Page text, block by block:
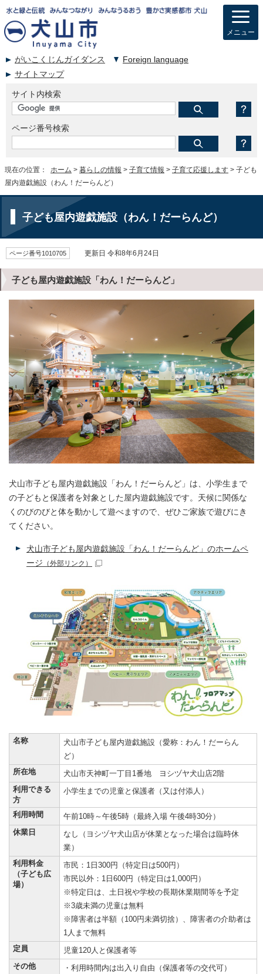
がいこくじんガイダンス
Foreign language
サイトマップ
サイト内検索
ページ番号検索
メニュー
現在の位置： ホーム > 暮らしの情報 > 子育て情報 > 子育て応援します > 子ども
屋内遊戯施設（わん！だーらんど）
子ども屋内遊戯施設（わん！だーらんど）
ページ番号1010705 更新日 令和8年6月24日
子ども屋内遊戯施設「わん！だーらんど」
犬山市子ども屋内遊戯施設「わん！だーらんど」は、小学生まで
の子どもと保護者を対象とした屋内遊戯施設です。天候に関係な
くのびのびと体を動かして遊べますので、ぜひご家族で遊びにき
てください。
犬山市子ども屋内遊戯施設「わん！だーらんど」のホームペ
ージ （外部リンク）
名称
犬山市子ども屋内遊戯施設（愛称：わん！だーらん
ど）
所在地
犬山市天神町一丁目1番地 ヨシヅヤ犬山店2階
利用できる
方
小学生までの児童と保護者（又は付添人）
利用時間
午前10時～午後5時（最終入場 午後4時30分）
休業日
なし（ヨシヅヤ犬山店が休業となった場合は臨時休
業）
利用料金
（子ども広
場）
市民：1日300円（特定日は500円）
市民以外：1日600円（特定日は1,000円）
※特定日は、土日祝や学校の長期休業期間等を予定
※3歳未満の児童は無料
※障害者は半額（100円未満切捨）、障害者の介助者は
1人まで無料
定員
児童120人と保護者等
その他
・利用時間内は出入り自由（保護者等の交代可）